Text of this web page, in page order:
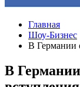
Главная
Шоу-Бизнес
В Германии
В